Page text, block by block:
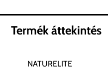
Termék áttekintés
NATURELITE